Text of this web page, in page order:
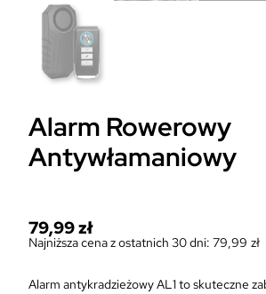
Alarm Rowerowy
Antywłamaniowy
79,99zł
Najniższa cena z ostatnich 30 dni: 79,99 zł
Alarm antykradzieżowy AL1 to skuteczne